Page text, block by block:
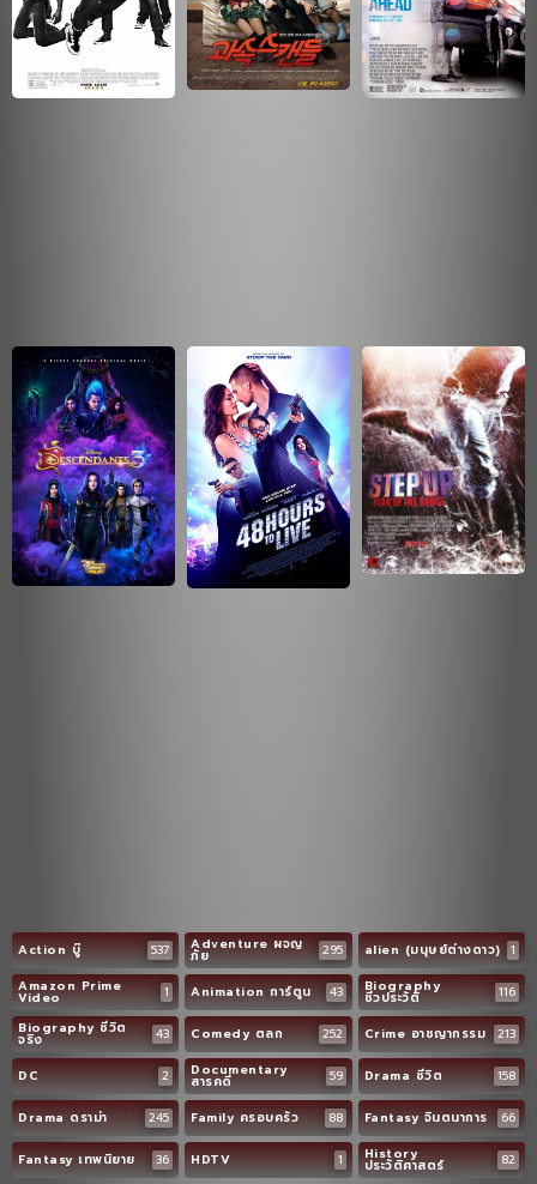
Action บู๊ 537 Adventure ผจญ
ภัย 295 alien (มนุษย์ต่างดาว) 1
Amazon Prime
Video 1 Animation การ์ตูน 43 Biography
ชีวประวัติ
116
Biography ชีวิต
จริง 43 Comedy ตลก 252 Crime อาชญากรรม 213
DC 2 Documentary
สารคดี 59 Drama ชีวิต 158
Drama ดราม่า 245 Family ครอบครัว 88 Fantasy จินตนาการ 66
Fantasy เทพนิยาย 36 HDTV 1 History
ประวัติศาสตร์ 82